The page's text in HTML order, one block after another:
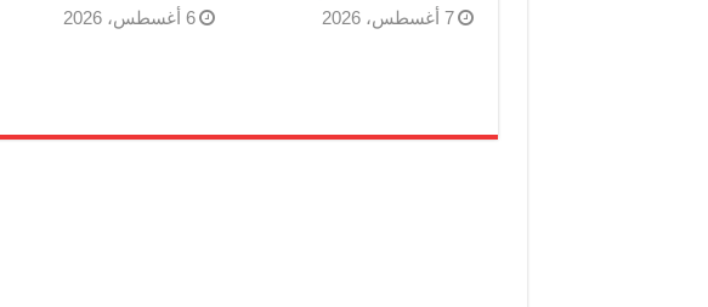
7 أغسطس، 2026 6 أغسطس، 2026